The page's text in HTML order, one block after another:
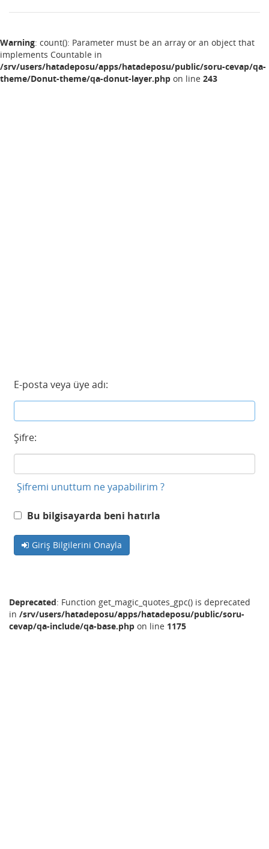
Warning: count(): Parameter must be an array or an object that
implements Countable in
/srv/users/hatadeposu/apps/hatadeposu/public/soru-cevap/qa-
theme/Donut-theme/qa-donut-layer.php on line 243
E-posta veya üye adı:
Şifre:
Şifremi unuttum ne yapabilirim ?
Bu bilgisayarda beni hatırla
Giriş Bilgilerini Onayla
Deprecated: Function get_magic_quotes_gpc() is deprecated
in /srv/users/hatadeposu/apps/hatadeposu/public/soru-
cevap/qa-include/qa-base.php on line 1175